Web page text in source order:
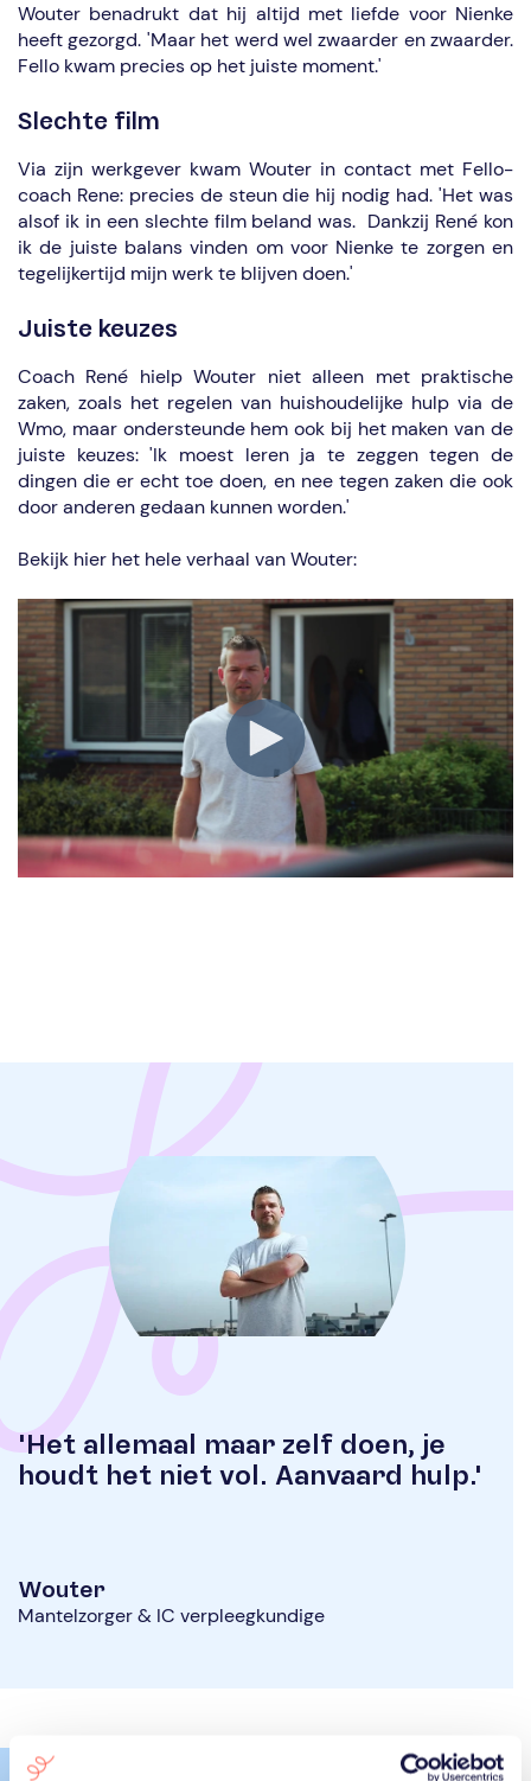
Wouter benadrukt dat hij altijd met liefde voor Nienke
heeft gezorgd. 'Maar het werd welzwaarder en zwaarder.
Fello kwam precies op het juiste moment.'
Slechte film
Via zijn werkgever kwam Wouter in contact met Fello-
coach Rene: precies de steun die hij nodig had. 'Het was
alsof ik in een slechte film beland was. Dankzij René kon
ik de juiste balans vinden om voor Nienke te zorgen en
tegelijkertijd mijn werk te blijven doen.'
Juiste keuzes
Coach René hielp Wouter niet alleen met praktische
zaken, zoals het regelen van huishoudelijke hulp via de
Wmo, maar ondersteunde hem ook bij het maken van de
juiste keuzes: 'Ik moest leren ja te zeggen tegen de
dingen die er echt toe doen, en nee tegen zaken die ook
door anderen gedaan kunnen worden.'
Bekijk hier het hele verhaal van Wouter:
'Het allemaal maar zelf doen, je
houdt het niet vol. Aanvaard hulp.'
Wouter
Mantelzorger & IC verpleegkundige